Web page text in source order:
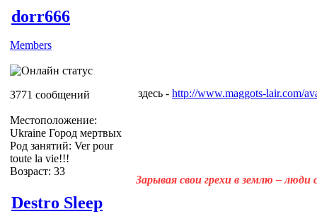
dorr666
Members
3771 сообщений
Местоположение:
Ukraine Город мертвых
Род занятий: Ver pour
toute la vie!!!
Возраст: 33
здесь - http://www.maggots-lair.com/
Зарывая свои грехи в землю –
Destro Sleep